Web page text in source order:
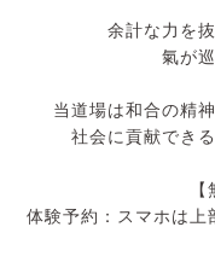
余計な力を
氣が
当道場は和合の精
社会に貢献でき
体験予約：スマホは上